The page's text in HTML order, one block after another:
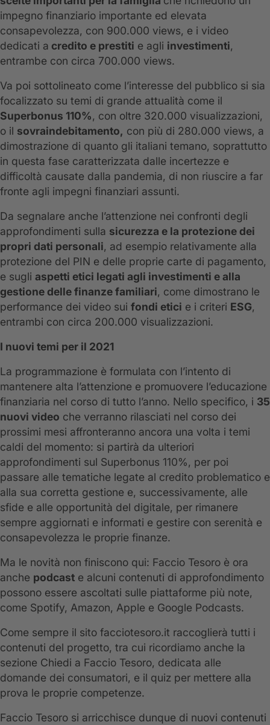
impegno finanziario importante ed elevata
consapevolezza, con 900.000 views, e i video
dedicati a credito e prestiti e agli investimenti,
entrambe con circa 700.000 views.
Va poi sottolineato come l’interesse del pubblico si sia
focalizzato su temi di grande attualità come il
Superbonus 110%, con oltre 320.000 visualizzazioni,
o il sovraindebitamento, con più di 280.000 views, a
dimostrazione di quanto gli italiani temano, soprattutto
in questa fase caratterizzata dalle incertezze e
difficoltà causate dalla pandemia, di non riuscire a far
fronte agli impegni finanziari assunti.
Da segnalare anche l’attenzione nei confronti degli
approfondimenti sulla sicurezza e la protezione dei
propri dati personali, ad esempio relativamente alla
protezione del PIN e delle proprie carte di pagamento,
e sugli aspetti etici legati agli investimenti e alla
gestione delle finanze familiari, come dimostrano le
performance dei video sui fondi etici e i criteri ESG,
entrambi con circa 200.000 visualizzazioni.
I nuovi temi per il 2021
La programmazione è formulata con l’intento di
mantenere alta l’attenzione e promuovere l’educazione
finanziaria nel corso di tutto l’anno. Nello specifico, i 35
nuovi video che verranno rilasciati nel corso dei
prossimi mesi affronteranno ancora una volta i temi
caldi del momento: si partirà da ulteriori
approfondimenti sul Superbonus 110%, per poi
passare alle tematiche legate al credito problematico e
alla sua corretta gestione e, successivamente, alle
sfide e alle opportunità del digitale, per rimanere
sempre aggiornati e informati e gestire con serenità e
consapevolezza le proprie finanze.
Ma le novità non finiscono qui: Faccio Tesoro è ora
anche podcast e alcuni contenuti di approfondimento
possono essere ascoltati sulle piattaforme più note,
come Spotify, Amazon, Apple e Google Podcasts.
Come sempre il sito facciotesoro.it raccoglierà tutti i
contenuti del progetto, tra cui ricordiamo anche la
sezione Chiedi a Faccio Tesoro, dedicata alle
domande dei consumatori, e il quiz per mettere alla
prova le proprie competenze.
Faccio Tesoro si arricchisce dunque di nuovi contenuti